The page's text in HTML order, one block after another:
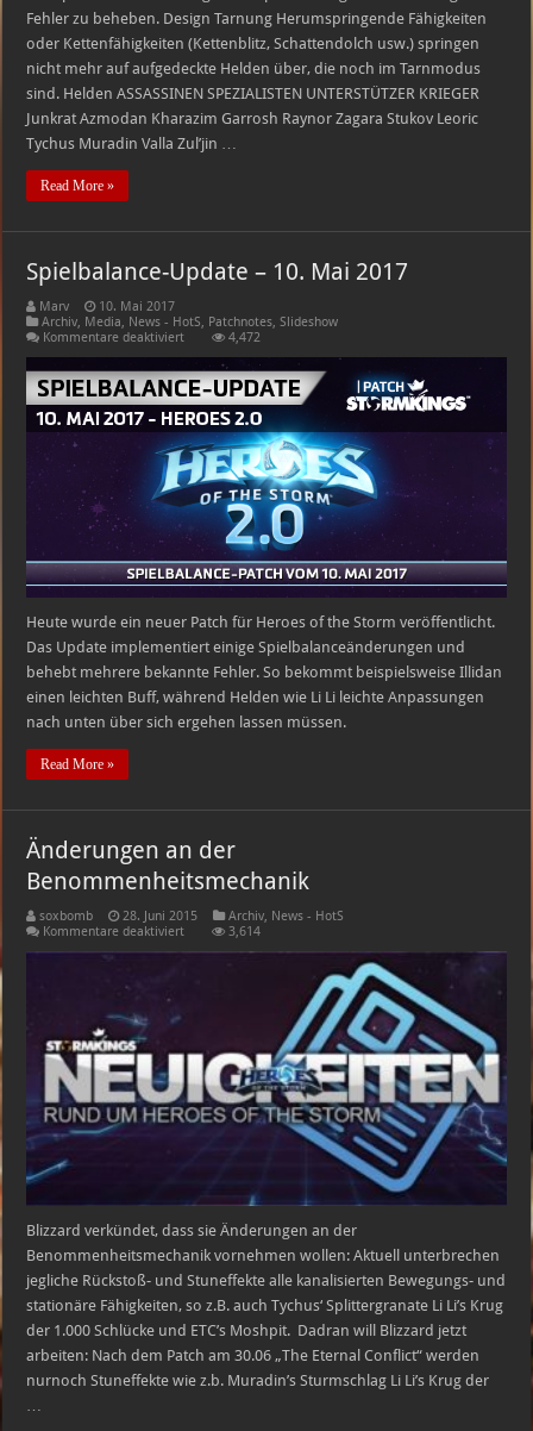
Fehler zu beheben. Design Tarnung Herumspringende Fähigkeiten
oder Kettenfähigkeiten (Kettenblitz, Schattendolch usw.) springen
nicht mehr auf aufgedeckte Helden über, die noch im Tarnmodus
sind. Helden ASSASSINEN SPEZIALISTEN UNTERSTÜTZER KRIEGER
Junkrat Azmodan Kharazim Garrosh Raynor Zagara Stukov Leoric
Tychus Muradin Valla Zul’jin …
Read More »
Spielbalance-Update – 10. Mai 2017
Marv
10. Mai 2017
Archiv, Media, News - HotS, Patchnotes,Slideshow
Kommentare deaktiviertfür
Update
–
10.
Mai
2017
4,472
Heute wurde ein neuer Patch für Heroes of the Storm veröffentlicht.
Das Update implementiert einige Spielbalanceänderungen und
behebt mehrere bekannte Fehler. So bekommt beispielsweise Illidan
einen leichten Buff, während Helden wie Li Li leichte Anpassungen
nach unten über sich ergehen lassen müssen.
Read More »
Änderungen an der
Benommenheitsmechanik
soxbomb 28. Juni 2015 Archiv, News - HotS
Kommentare deaktiviertfür
Benommenheitsmechanik
3,614
Blizzard verkündet, dass sie Änderungen an der
Benommenheitsmechanik vornehmen wollen: Aktuell unterbrechen
jegliche Rückstoß- und Stuneffekte alle kanalisierten Bewegungs- und
stationäre Fähigkeiten, so z.B. auch Tychus‘ Splittergranate Li Li’s Krug
der 1.000 Schlücke und ETC’s Moshpit. Dadran will Blizzard jetzt
arbeiten: Nach dem Patch am 30.06 „The Eternal Conflict“ werden
nurnoch Stuneffekte wie z.b. Muradin’s Sturmschlag Li Li’s Krug der
…